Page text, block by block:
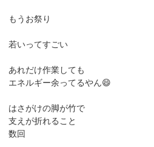
もうお祭り
若いってすごい
あれだけ作業しても
エネルギー余ってるやん😄
はさがけの脚が竹で
支えが折れること
数回